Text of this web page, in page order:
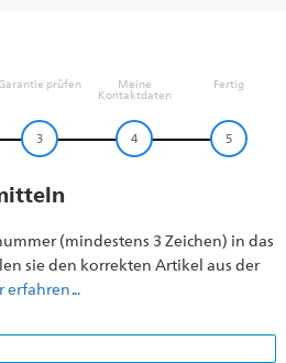
prüfen
3
Meine
Kontaktdaten
4
Fertig
5
(mindestens 3 Zeichen) in das
sie den korrekten Artikel aus der
erfahren ...